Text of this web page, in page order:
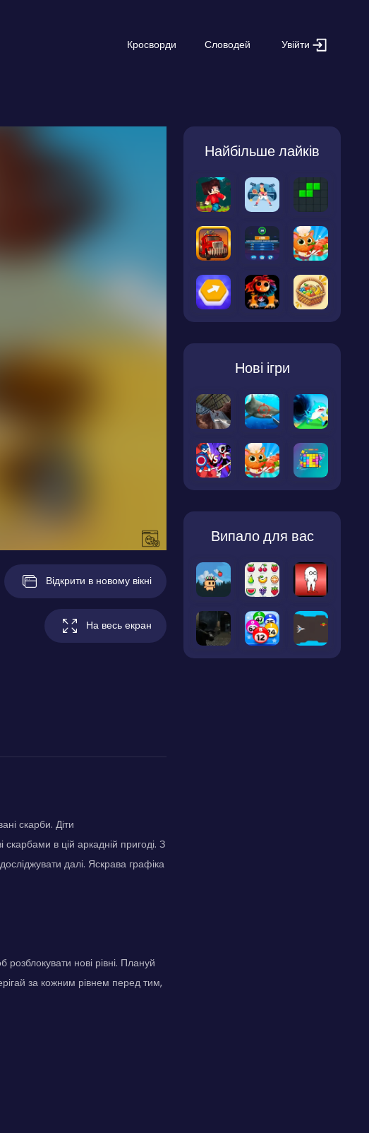
Кросворди Словодей Увійти
Відкрити в новому вікні
На весь екран
скарби. Діти
в цій аркадній пригоді. З
далі. Яскрава графіка
нові рівні. Плануй
за кожним рівнем перед тим,
Найбільше лайків
Нові ігри
Випало для вас